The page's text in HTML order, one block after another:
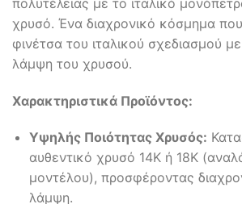
χρυσό. Ένα διαχρονικό κόσμημα
φινέτσα του ιταλικού σχεδιασμού
λάμψη του χρυσού.
Χαρακτηριστικά Προϊόντος:
Υψηλής Ποιότητας Χρυσός:
αυθεντικό χρυσό 14Κ ή 18Κ
μοντέλου), προσφέροντας
λάμψη.